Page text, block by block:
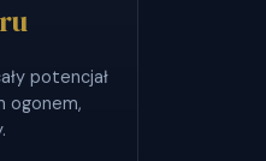
potencjał
ogonem,